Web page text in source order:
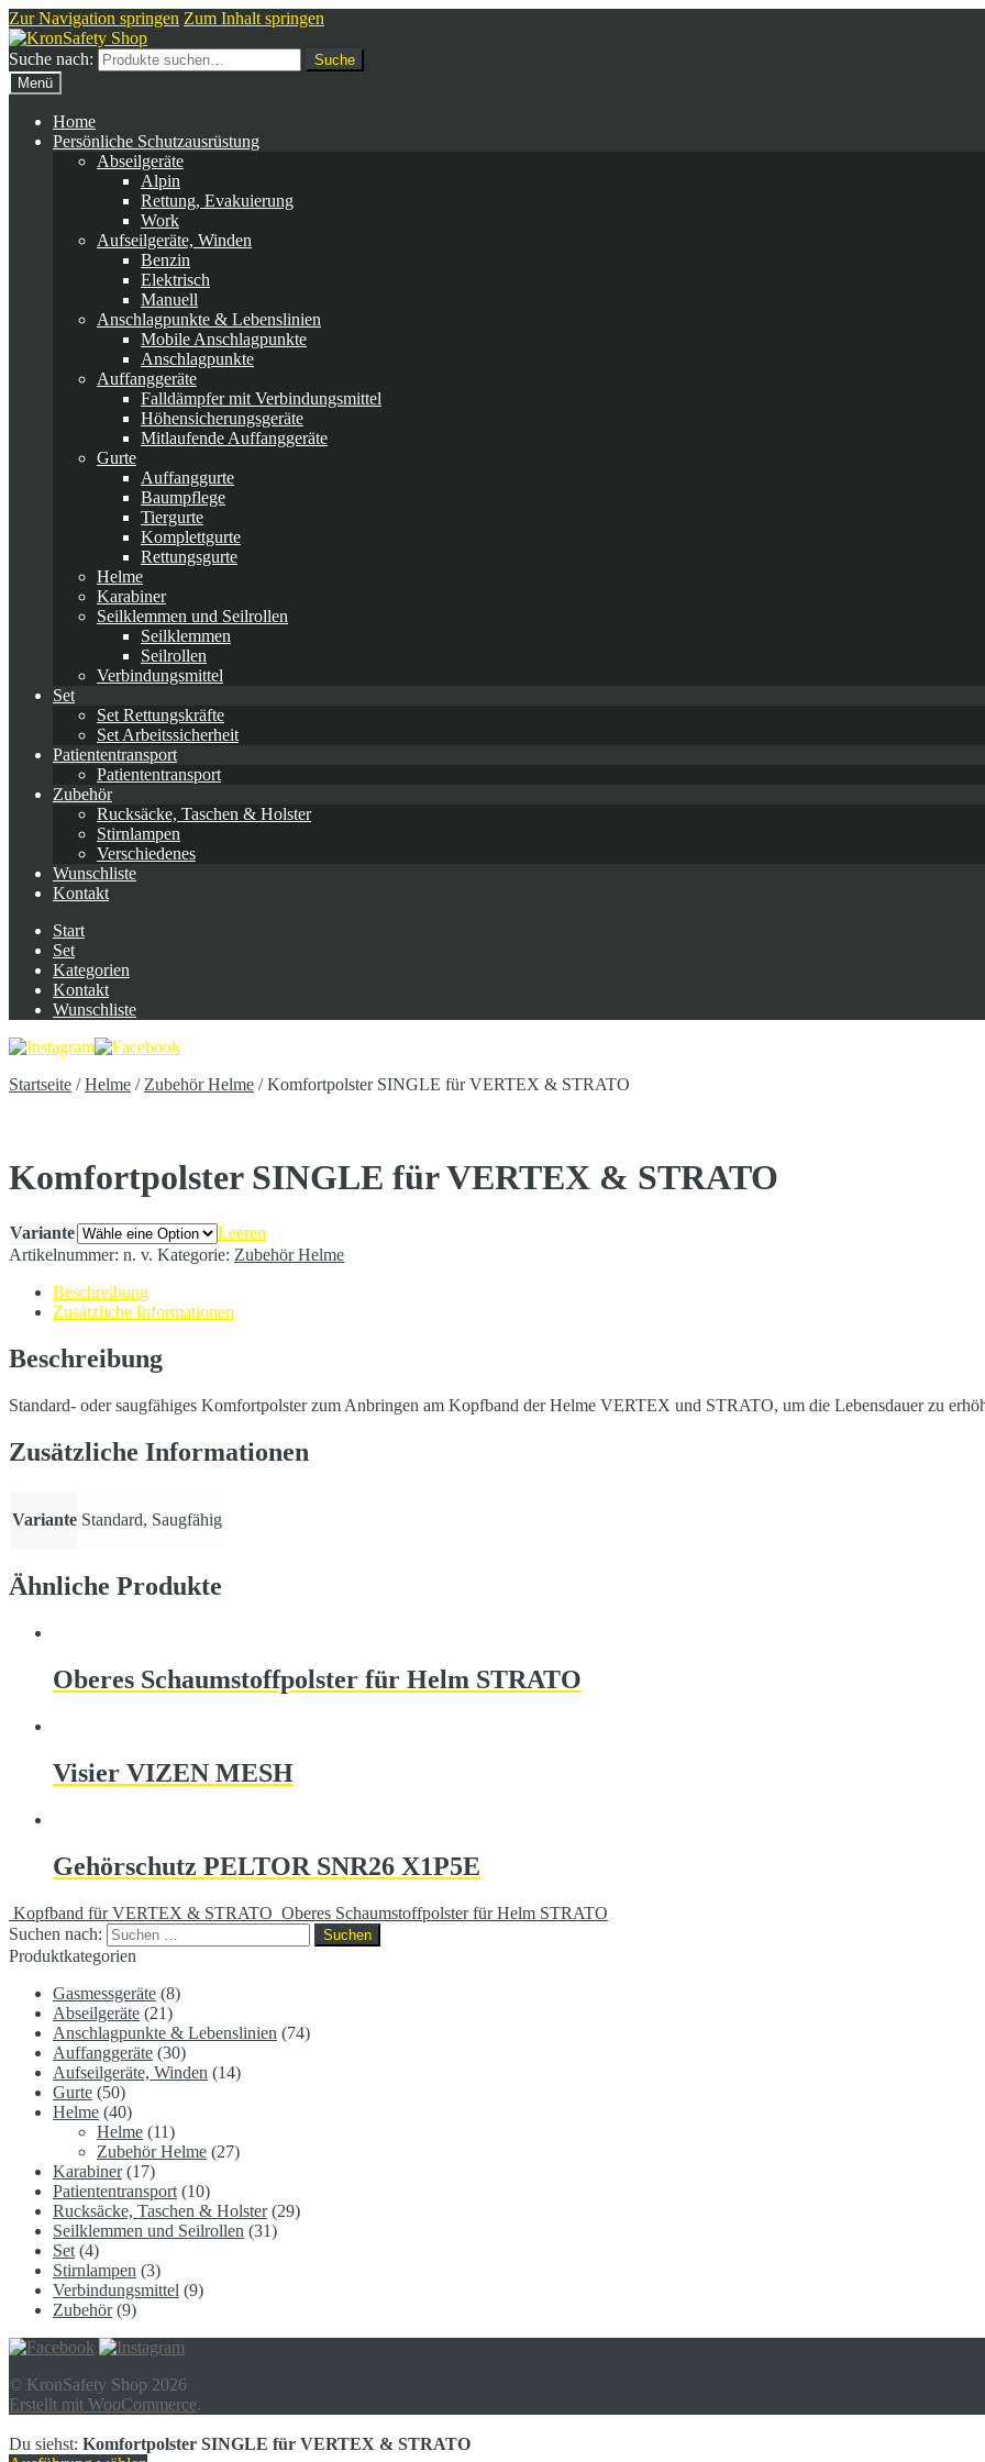
Zur Navigation springen Zum Inhalt springen
Suche nach:
Suche
Menü
Home
Persönliche Schutzausrüstung
Abseilgeräte
Alpin
Rettung, Evakuierung
Work
Aufseilgeräte, Winden
Benzin
Elektrisch
Manuell
Anschlagpunkte & Lebenslinien
Mobile Anschlagpunkte
Anschlagpunkte
Auffanggeräte
Falldämpfer mit Verbindungsmittel
Höhensicherungsgeräte
Mitlaufende Auffanggeräte
Gurte
Auffanggurte
Baumpflege
Tiergurte
Komplettgurte
Rettungsgurte
Helme
Karabiner
Seilklemmen und Seilrollen
Seilklemmen
Seilrollen
Verbindungsmittel
Set
Set Rettungskräfte
Set Arbeitssicherheit
Patiententransport
Patiententransport
Zubehör
Rucksäcke, Taschen & Holster
Stirnlampen
Verschiedenes
Wunschliste
Kontakt
Start
Set
Kategorien
Kontakt
Wunschliste
Startseite /Helme / Zubehör Helme /Komfortpolster SINGLE für VERTEX & STRATO
Komfortpolster SINGLE für VERTEX & STRATO
Variante
Leeren
Artikelnummer: n. v. Kategorie: Zubehör Helme
Beschreibung
Zusätzliche Informationen
Beschreibung
Standard- oder saugfähiges Komfortpolster zum Anbringen am Kopfband der Helme VERTEX und STRATO, um die Lebensdauer zu
Zusätzliche Informationen
Variante Standard, Saugfähig
Ähnliche Produkte
Oberes Schaumstoffpolster für Helm STRATO
Visier VIZEN MESH
Gehörschutz PELTOR SNR26 X1P5E
Kopfband für VERTEX & STRATO Oberes Schaumstoffpolster für Helm STRATO
Suchen nach:
Produktkategorien
Gasmessgeräte (8)
Abseilgeräte (21)
Anschlagpunkte & Lebenslinien (74)
Auffanggeräte (30)
Aufseilgeräte, Winden (14)
Gurte (50)
Helme (40)
Helme (11)
Zubehör Helme (27)
Karabiner (17)
Patiententransport (10)
Rucksäcke, Taschen & Holster (29)
Seilklemmen und Seilrollen (31)
Set (4)
Stirnlampen (3)
Verbindungsmittel (9)
Zubehör (9)
© KronSafety Shop 2026
Erstellt mit WooCommerce.
Du siehst: Komfortpolster SINGLE für VERTEX & STRATO